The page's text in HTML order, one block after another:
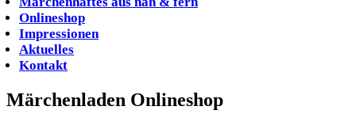
Onlineshop
Impressionen
Aktuelles
Kontakt
Märchenladen Onlineshop